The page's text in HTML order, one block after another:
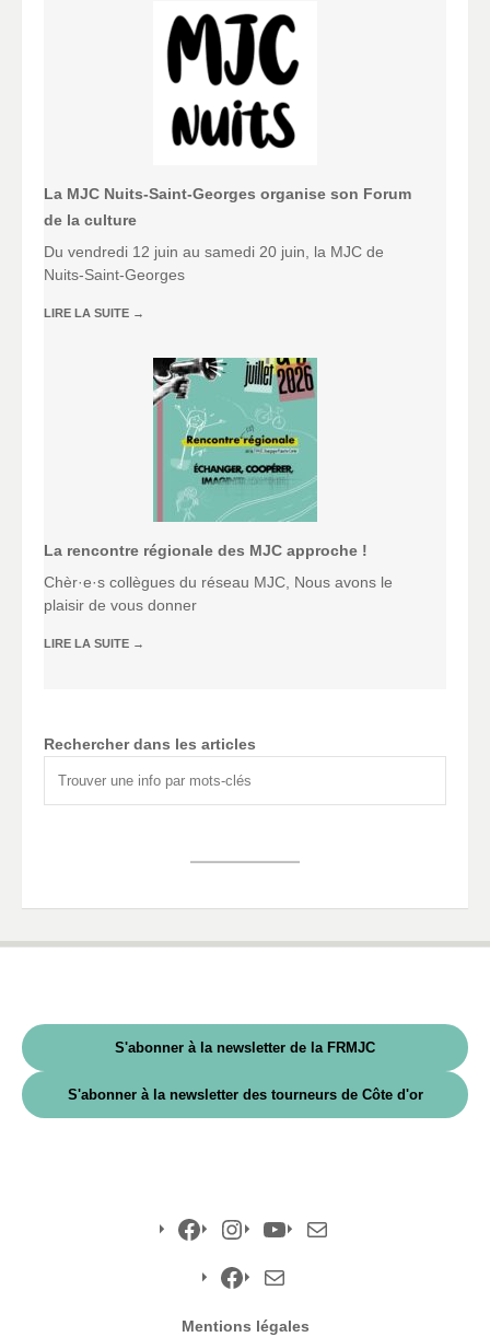
La MJC Nuits-Saint-Georges organise son Forum
de la culture
Du vendredi 12 juin au samedi 20 juin, la MJC de
Nuits-Saint-Georges
LIRE LA SUITE →
La rencontre régionale des MJC approche !
Chèr·e·s collègues du réseau MJC, Nous avons le
plaisir de vous donner
LIRE LA SUITE →
Rechercher dans les articles
S'abonner à la newsletter de la FRMJC
S'abonner à la newsletter des tourneurs de Côte d'or
Mentions légales